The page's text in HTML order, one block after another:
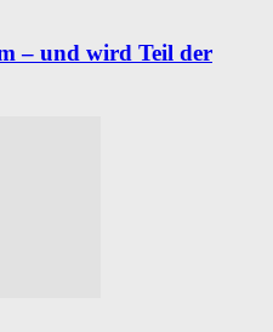
– und wird Teil der